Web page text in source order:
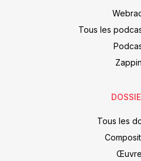
Tous les
Tous les